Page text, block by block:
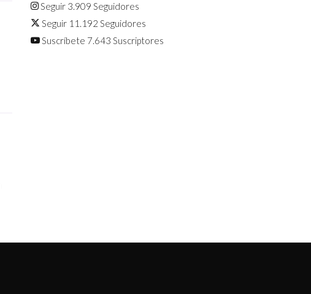
Seguir 3.909 Seguidores
Seguir 11.192 Seguidores
Suscríbete 7.643 Suscriptores